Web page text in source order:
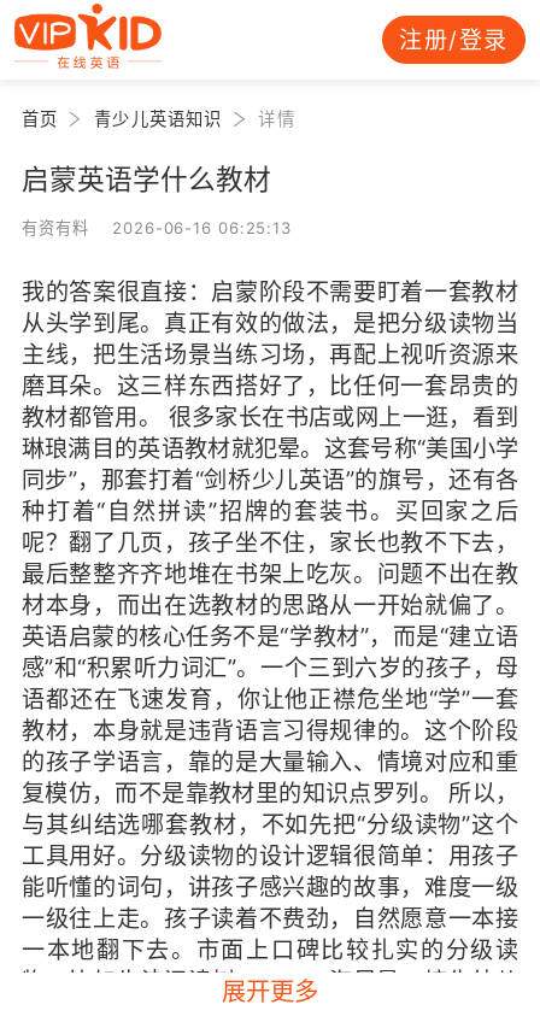
注册/登录
首页 青少儿英语知识 详情
启蒙英语学什么教材
有资有料 2026-06-16 06:25:13
我的答案很直接：启蒙阶段不需要盯着一套教材
从头学到尾。真正有效的做法，是把分级读物当
主线，把生活场景当练习场，再配上视听资源来
磨耳朵。这三样东西搭好了，比任何一套昂贵的
教材都管用。 很多家长在书店或网上一逛，看到
琳琅满目的英语教材就犯晕。这套号称“美国小学
同步”，那套打着“剑桥少儿英语”的旗号，还有各
种打着“自然拼读”招牌的套装书。买回家之后
呢？翻了几页，孩子坐不住，家长也教不下去，
最后整整齐齐地堆在书架上吃灰。问题不出在教
材本身，而出在选教材的思路从一开始就偏了。
英语启蒙的核心任务不是“学教材”，而是“建立语
感”和“积累听力词汇”。一个三到六岁的孩子，母
语都还在飞速发育，你让他正襟危坐地“学”一套
教材，本身就是违背语言习得规律的。这个阶段
的孩子学语言，靠的是大量输入、情境对应和重
复模仿，而不是靠教材里的知识点罗列。 所以，
与其纠结选哪套教材，不如先把“分级读物”这个
工具用好。分级读物的设计逻辑很简单：用孩子
能听懂的词句，讲孩子感兴趣的故事，难度一级
一级往上走。孩子读着不费劲，自然愿意一本接
一本地翻下去。市面上口碑比较扎实的分级读
物，比如牛津阅读树、RAZ、海尼曼、培生幼儿
英语，都是经过大量家庭验证过的选择。选哪一
展开更多